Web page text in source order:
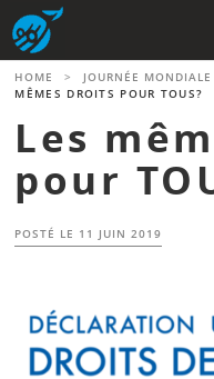
Aller
au
contenu
principal
HOME > JOURNÉE
MÊMES DROITS POUR TOUS?
Les
pour
POSTÉ LE 11 JUIN 2019